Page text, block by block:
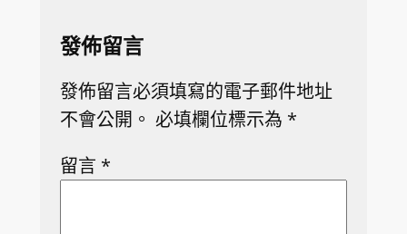
發佈留言
發佈留言必須填寫的電子郵件地址
不會公開。 必填欄位標示為 *
留言 *